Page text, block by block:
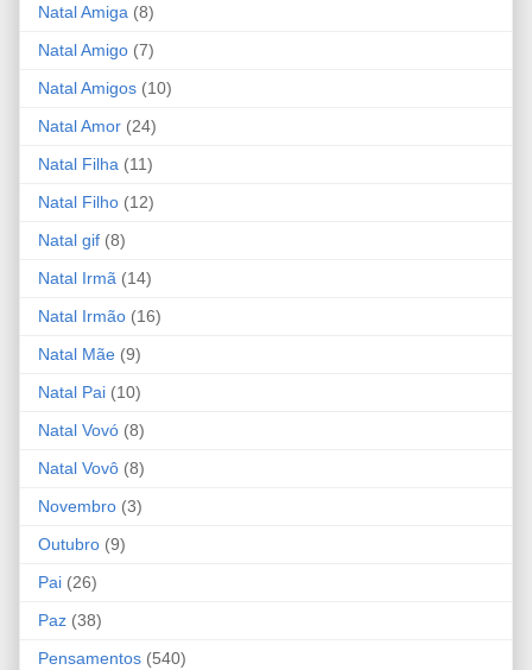
Natal Amiga (8)
Natal Amigo (7)
Natal Amigos (10)
Natal Amor (24)
Natal Filha (11)
Natal Filho (12)
Natal gif (8)
Natal Irmã (14)
Natal Irmão (16)
Natal Mãe (9)
Natal Pai (10)
Natal Vovó (8)
Natal Vovô (8)
Novembro (3)
Outubro (9)
Pai (26)
Paz (38)
Pensamentos (540)